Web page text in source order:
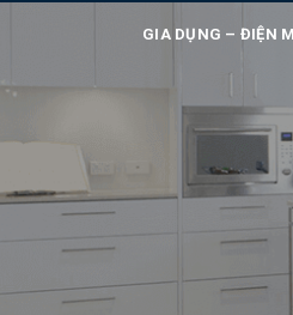
GIA DỤNG – ĐIỆN